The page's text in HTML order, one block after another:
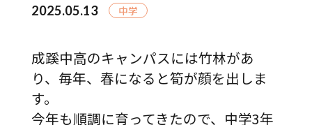
2025.05.13
成蹊中高のキャンパスには竹林があ
り、毎年、春になると筍が顔を出しま
す。
今年も順調に育ってきたので、中学3年